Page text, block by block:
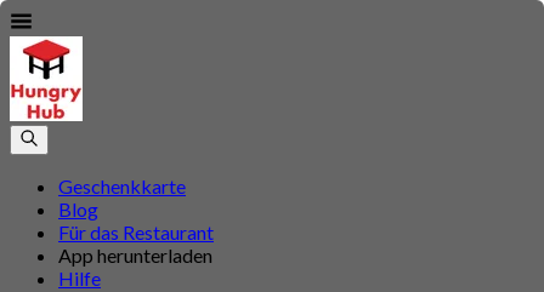
Geschenkkarte
Blog
Für das Restaurant
App herunterladen
Hilfe